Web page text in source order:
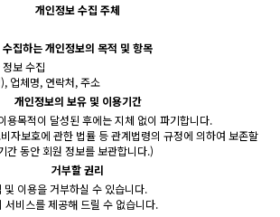
개인정보 수집 주체
수집하는 개인정보의 목적 및 항목
보 수집
업체명, 연락처, 주소
개인정보의 보유 및 이용기간
용목적이 달성된 후에는 지체 없이 파기합니다.
자보호에 관한 법률 등 관계법령의 규정에 의하여 보존할
간 동안 회원 정보를 보관합니다.)
거부할 권리
이용을 거부하실 수 있습니다.
서비스를 제공해 드릴 수 없습니다.